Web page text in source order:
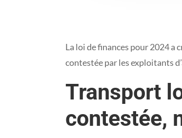
La loi de finances pour 2024 a
contestée par les exploitants
Transport
contestée,